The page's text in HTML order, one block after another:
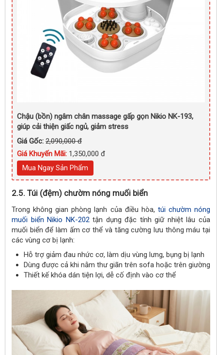
Chậu (bồn) ngâm chân massage gấp gọn Nikio NK-193,
giúp cải thiện giấc ngủ, giảm stress
Giá Gốc: 2,090,000 đ
Giá Khuyến Mãi: 1,350,000 đ
Mua Ngay Sản Phẩm
2.5. Túi (đệm) chườm nóng muối biển
Trong không gian phòng lạnh của điều hòa, túi chườm nóng
muối biển Nikio NK-202tận dụng đặc tính giữ nhiệt lâu của
muối biển để làm ấm cơ thể và tăng cường lưu thông máu tại
các vùng cơ bị lạnh:
Hỗ trợ giảm đau nhức cơ, làm dịu vùng lưng, bụng bị lạnh
Dùng được cả khi nằm thư giãn trên sofa hoặc trên giường
Thiết kế khóa dán tiện lợi, dễ cố định vào cơ thể